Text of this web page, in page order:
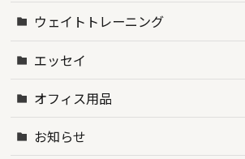
ウェイトトレーニング
エッセイ
オフィス用品
お知らせ